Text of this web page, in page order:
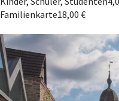
Familienkarte18,00 €